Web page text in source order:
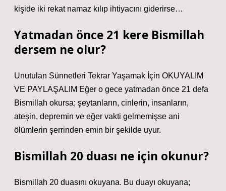
kişide iki rekat namaz kılıp ihtiyacını giderirse…
Yatmadan önce 21 kere Bismillah
dersem ne olur?
Unutulan Sünnetleri Tekrar Yaşamak İçin OKUYALIM
VE PAYLAŞALIM Eğer o gece yatmadan önce 21 defa
Bismillah okursa; şeytanların, cinlerin, insanların,
ateşin, depremin ve eğer vakti gelmemişse ani
ölümlerin şerrinden emin bir şekilde uyur.
Bismillah 20 duası ne için okunur?
Bismillah 20 duasını okuyana. Bu duayı okuyana;